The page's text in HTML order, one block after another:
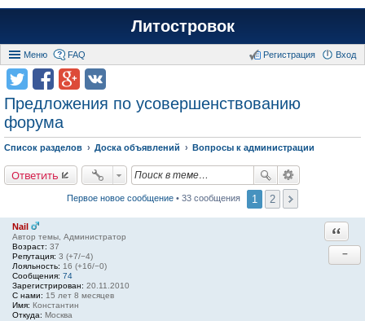
Литостровок
Меню FAQ Вход
Регистрация
Предложения по усовершенствованию
форума
Список разделов Доска объявлений Вопросы к администрации
Ответить
Первое новое сообщение • 33 сообщения 1 2
Nail
Автор темы, Администратор
Возраст: 37
Репутация: 3 (+7/−4)
Лояльность: 16 (+16/−0)
Сообщения: 74
Зарегистрирован: 20.11.2010
С нами: 15 лет 8 месяцев
Имя: Константин
Откуда: Москва
−